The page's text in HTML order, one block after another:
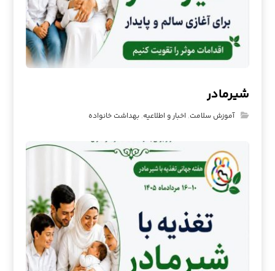
شیرمادر
آموزش سلامت, اخبار و اطلاعیه,بهداشت خانواده